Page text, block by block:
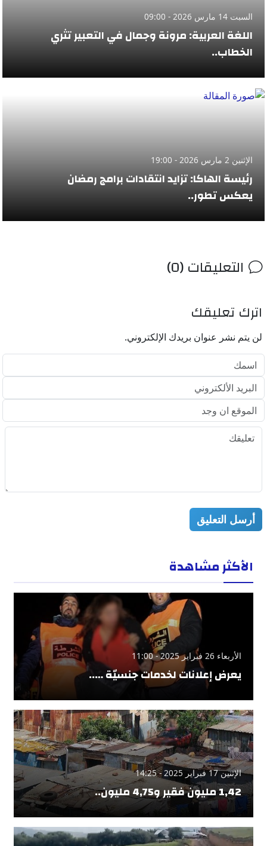
السبت 14 مارس 2026 - 09:00
اللغة العربية: مرونة وجمال في التعبير تثري
الخطاب..
الإثنين 2 مارس 2026 - 19:00
رئيسة الهاكا: تزايد انتقادات برامج رمضان
يعكس تطور..
التعليقات (0)
اترك تعليقك
لن يتم نشر عنوان بريدك الإلكتروني.
أرسل التعليق
الأكثر مشاهدة
الأربعاء 26 فبراير 2025 - 11:00
يعرض إعلانات لخدمات جنسيّة …..
الإثنين 17 فبراير 2025 - 14:25
1,42 مليون فقير و4,75 مليون..